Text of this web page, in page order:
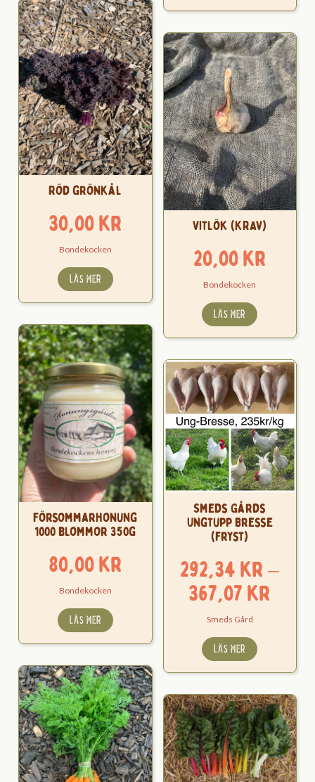
Röd grönkål
30,00kr
Bondekocken
LÄS MER
Vitlök (KRAV)
20,00kr
Bondekocken
LÄS MER
Försommarhonung
1000 blommor 350g
80,00kr
Bondekocken
LÄS MER
Smeds Gårds
Ungtupp Bresse
(fryst)
292,34 kr –
367,07 kr
Smeds Gård
LÄS MER